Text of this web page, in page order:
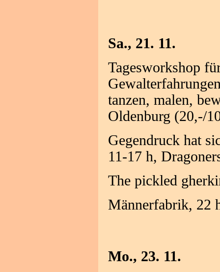
Sa., 21. 11.
Tagesworkshop
tanzen, malen,
Oldenburg (20,-/
Gegendruck hat
11-17 h,
The pickled
Männerfabrik, 22
Mo., 23. 11.